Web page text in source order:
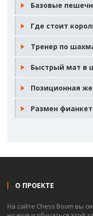
Базовые
Где стоит
Тренер по
Быстрый мат в
Позиционная
Размен
О ПРОЕКТЕ
На сайте Chess Boom вы